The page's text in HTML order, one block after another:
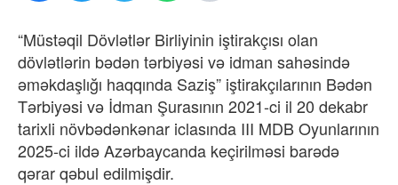
“Müstəqil Dövlətlər Birliyinin iştirakçısı olan
dövlətlərin bədən tərbiyəsi və idman sahəsində
əməkdaşlığı haqqında Saziş” iştirakçılarının Bədən
Tərbiyəsi və İdman Şurasının 2021-ci il 20 dekabr
tarixli növbədənkənar iclasında III MDB Oyunlarının
2025-ci ildə Azərbaycanda keçirilməsi barədə
qərar qəbul edilmişdir.